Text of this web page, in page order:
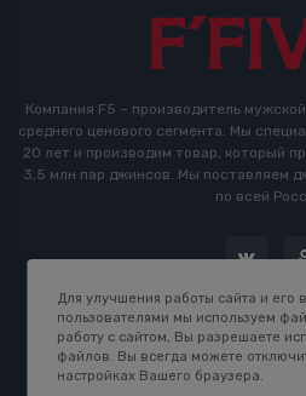
Компания F5 – производитель
среднего ценового сегмента. Мы
20 лет и производим товар, который
3,5 млн пар джинсов. Мы поставляем
по всей
Для улучшения работы сайта и его
пользователями мы используем
работу с сайтом, Вы разрешаете
файлов. Вы всегда можете
настройках Вашего браузера.